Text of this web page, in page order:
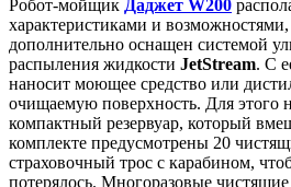
Робот-мойщик Даджет W200
характеристиками и
дополнительно оснащен системой
распыления жидкости JetStream. С
наносит моющее средство или
очищаемую поверхность. Для этого
компактный резервуар, который
комплекте предусмотрены 20
страховочный трос с карабином,
потерялось. Многоразовые